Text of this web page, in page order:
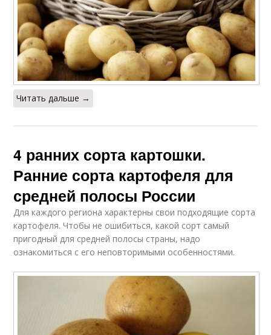
Читать дальше →
4 ранних сорта картошки.
Ранние сорта картофеля для
средней полосы России
Для каждого региона характерны свои подходящие сорта
картофеля. Чтобы не ошибиться, какой сорт самый
пригодный для средней полосы страны, надо
ознакомиться с его неповторимыми особенностями.